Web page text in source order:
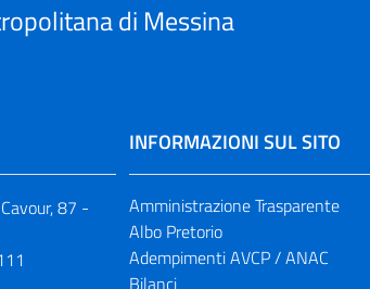
di Messina
87 -
INFORMAZIONI SUL SITO
Amministrazione Trasparente
Albo Pretorio
Adempimenti AVCP / ANAC
Bilanci